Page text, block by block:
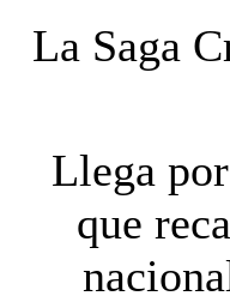
La Saga
Llega
que